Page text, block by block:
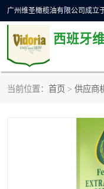
西班牙
当前位置： 首页 > 供应商